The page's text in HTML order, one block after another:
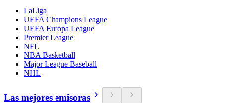
LaLiga
UEFA Champions League
UEFA Europa League
Premier League
NFL
NBA Basketball
Major League Baseball
NHL
Las mejores emisoras